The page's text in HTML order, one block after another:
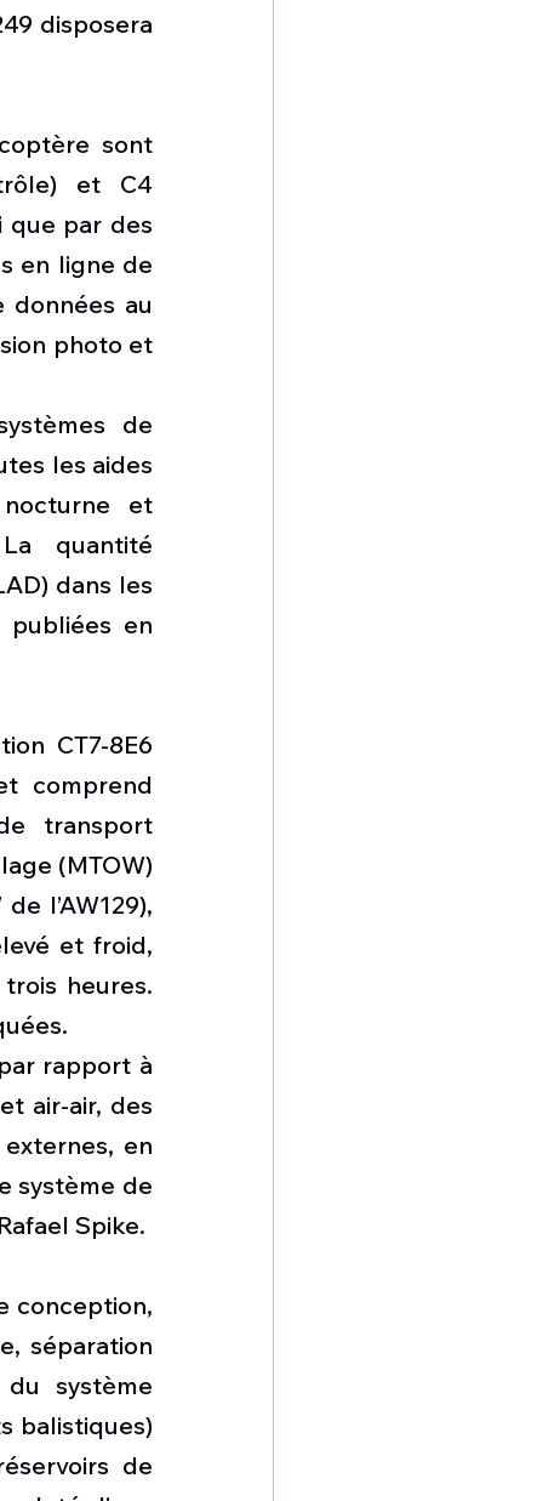
disposera
sont
et C4
que par des
en ligne de
données au
photo et
de
les aides
et
quantité
dans les
publiées en
CT7-8E6
comprend
transport
(MTOW)
l’AW129),
et froid,
heures.
rapport à
air-air, des
en
système de
Spike.
conception,
séparation
système
balistiques)
de